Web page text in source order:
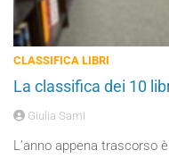
CLASSIFICA LIBRI
La classifica dei 10
Giulia Sami
L’anno appena trascorso